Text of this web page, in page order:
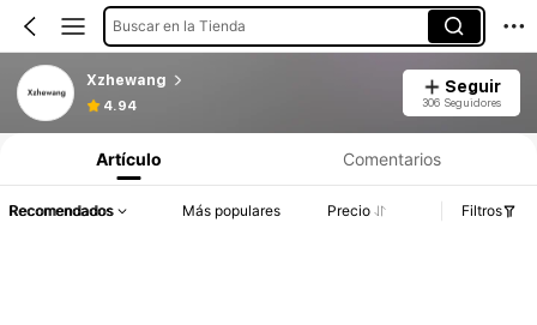
Buscar en la Tienda
Xzhewang
4.94
Seguir
306 Seguidores
Artículo Comentarios
Recomendados Más populares Precio Filtros